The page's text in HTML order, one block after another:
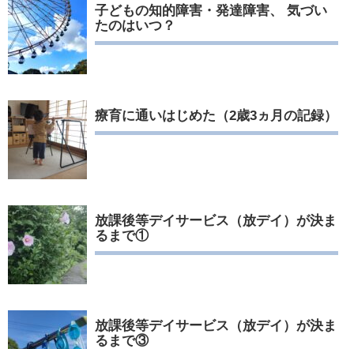
子どもの知的障害・発達障害、 気づい
たのはいつ？
療育に通いはじめた（2歳3ヵ月の記録）
放課後等デイサービス（放デイ）が決ま
るまで①
放課後等デイサービス（放デイ）が決ま
るまで③